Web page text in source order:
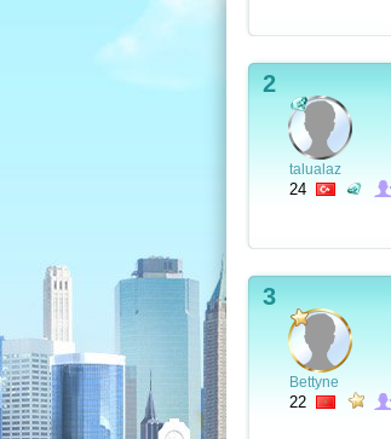
2
talualaz
24
3
Bettyne
22